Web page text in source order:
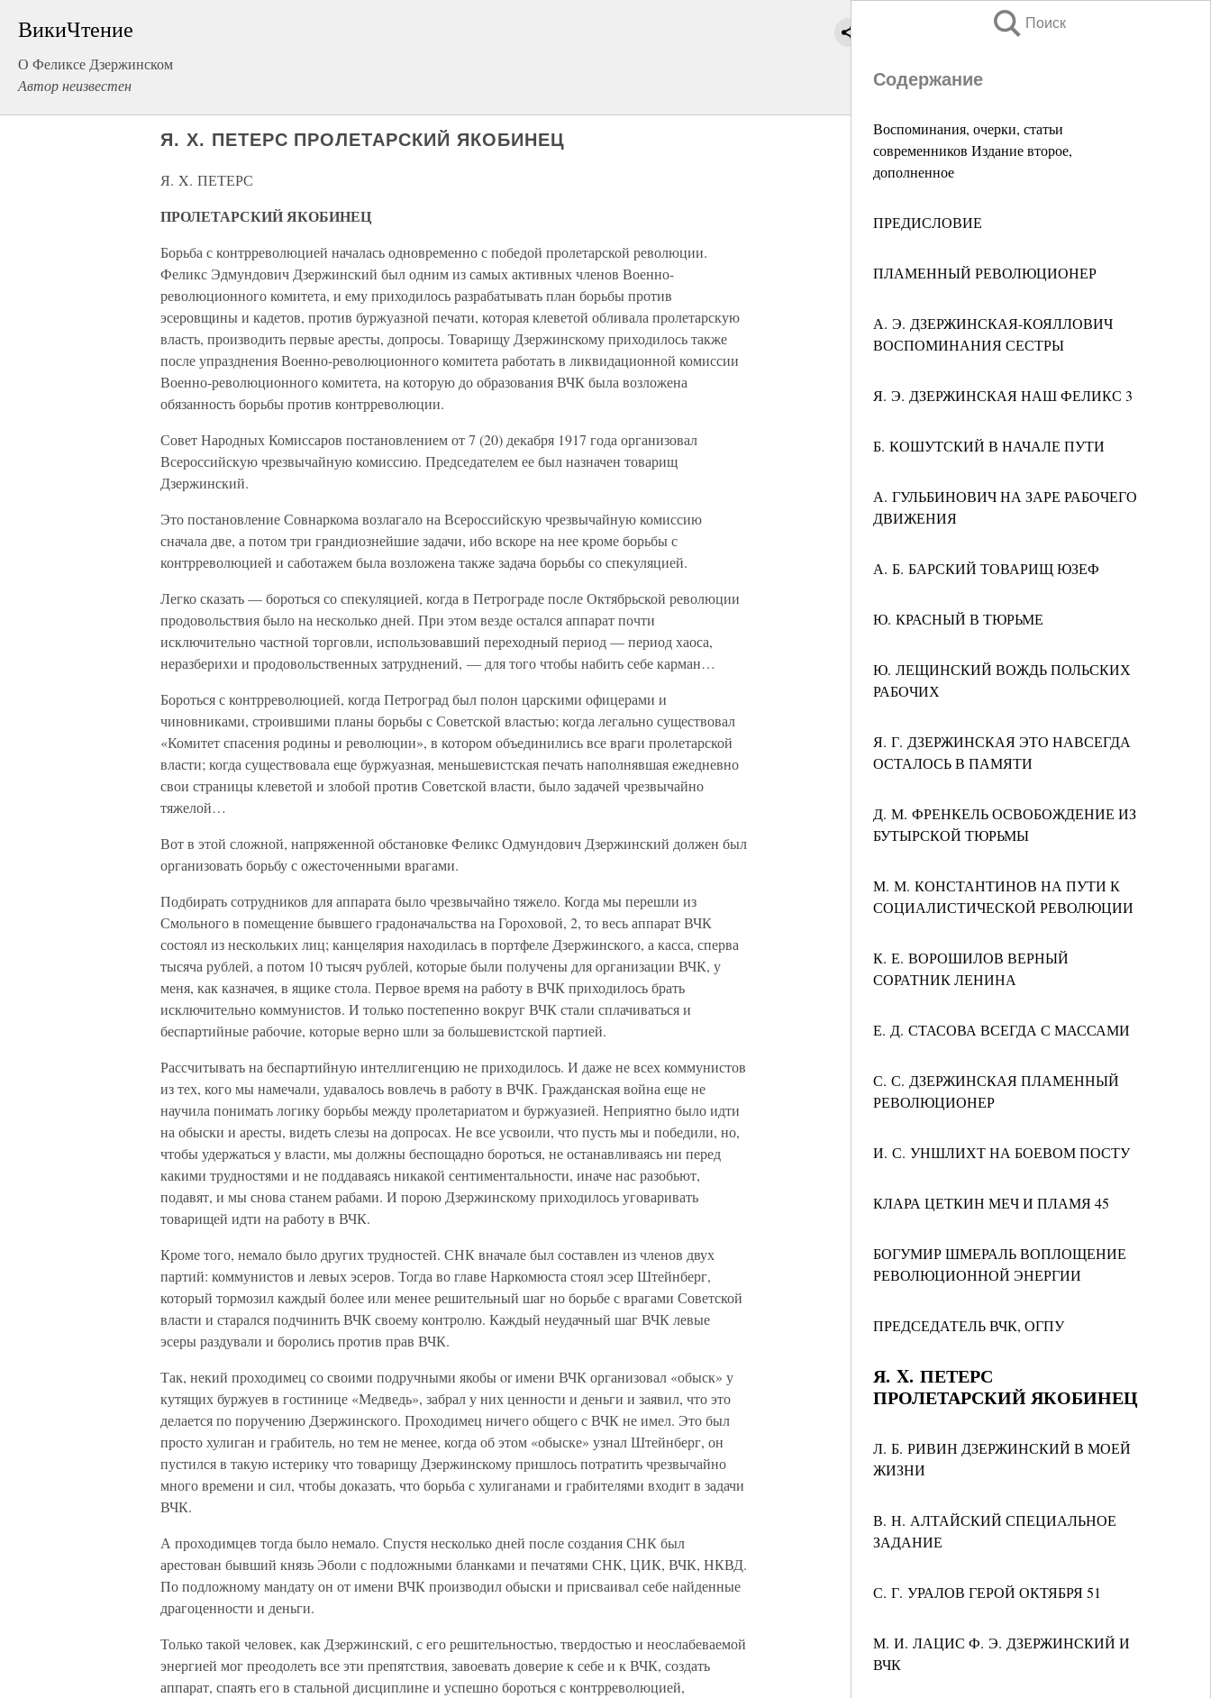
ВикиЧтение
О Феликсе Дзержинском
Автор неизвестен
Поиск
Содержание
Воспоминания, очерки, статьи
современников Издание второе,
дополненное
ПРЕДИСЛОВИЕ
ПЛАМЕННЫЙ РЕВОЛЮЦИОНЕР
А. Э. ДЗЕРЖИНСКАЯ-КОЯЛЛОВИЧ
ВОСПОМИНАНИЯ СЕСТРЫ
Я. Э. ДЗЕРЖИНСКАЯ НАШ ФЕЛИКС 3
Б. КОШУТСКИЙ В НАЧАЛЕ ПУТИ
А. ГУЛЬБИНОВИЧ НА ЗАРЕ РАБОЧЕГО
ДВИЖЕНИЯ
А. Б. БАРСКИЙ ТОВАРИЩ ЮЗЕФ
Ю. КРАСНЫЙ В ТЮРЬМЕ
Ю. ЛЕЩИНСКИЙ ВОЖДЬ ПОЛЬСКИХ
РАБОЧИХ
Я. Г. ДЗЕРЖИНСКАЯ ЭТО НАВСЕГДА
ОСТАЛОСЬ В ПАМЯТИ
Д. М. ФРЕНКЕЛЬ ОСВОБОЖДЕНИЕ ИЗ
БУТЫРСКОЙ ТЮРЬМЫ
М. М. КОНСТАНТИНОВ НА ПУТИ К
СОЦИАЛИСТИЧЕСКОЙ РЕВОЛЮЦИИ
К. Е. ВОРОШИЛОВ ВЕРНЫЙ
СОРАТНИК ЛЕНИНА
Е. Д. СТАСОВА ВСЕГДА С МАССАМИ
С. С. ДЗЕРЖИНСКАЯ ПЛАМЕННЫЙ
РЕВОЛЮЦИОНЕР
И. С. УНШЛИХТ НА БОЕВОМ ПОСТУ
КЛАРА ЦЕТКИН МЕЧ И ПЛАМЯ 45
БОГУМИР ШМЕРАЛЬ ВОПЛОЩЕНИЕ
РЕВОЛЮЦИОННОЙ ЭНЕРГИИ
ПРЕДСЕДАТЕЛЬ ВЧК, ОГПУ
Я. X. ПЕТЕРС
ПРОЛЕТАРСКИЙ ЯКОБИНЕЦ
Л. Б. РИВИН ДЗЕРЖИНСКИЙ В МОЕЙ
ЖИЗНИ
В. Н. АЛТАЙСКИЙ СПЕЦИАЛЬНОЕ
ЗАДАНИЕ
С. Г. УРАЛОВ ГЕРОЙ ОКТЯБРЯ 51
М. И. ЛАЦИС Ф. Э. ДЗЕРЖИНСКИЙ И
ВЧК
Я. X. ПЕТЕРС ПРОЛЕТАРСКИЙ ЯКОБИНЕЦ
Я. X. ПЕТЕРС
ПРОЛЕТАРСКИЙ ЯКОБИНЕЦ
Борьба с контрреволюцией началась одновременно с победой пролетарской революции.
Феликс Эдмундович Дзержинский был одним из самых активных членов Военно-
революционного комитета, и ему приходилось разрабатывать план борьбы против
эсеровщины и кадетов, против буржуазной печати, которая клеветой обливала пролетарскую
власть, производить первые аресты, допросы. Товарищу Дзержинскому приходилось также
после упразднения Военно-революционного комитета работать в ликвидационной комиссии
Военно-революционного комитета, на которую до образования ВЧК была возложена
обязанность борьбы против контрреволюции.
Совет Народных Комиссаров постановлением от 7 (20) декабря 1917 года организовал
Всероссийскую чрезвычайную комиссию. Председателем ее был назначен товарищ
Дзержинский.
Это постановление Совнаркома возлагало на Всероссийскую чрезвычайную комиссию
сначала две, а потом три грандиознейшие задачи, ибо вскоре на нее кроме борьбы с
контрреволюцией и саботажем была возложена также задача борьбы со спекуляцией.
Легко сказать — бороться со спекуляцией, когда в Петрограде после Октябрьской революции
продовольствия было на несколько дней. При этом везде остался аппарат почти
исключительно частной торговли, использовавший переходный период — период хаоса,
неразберихи и продовольственных затруднений, — для того чтобы набить себе карман…
Бороться с контрреволюцией, когда Петроград был полон царскими офицерами и
чиновниками, строившими планы борьбы с Советской властью; когда легально существовал
«Комитет спасения родины и революции», в котором объединились все враги пролетарской
власти; когда существовала еще буржуазная, меньшевистская печать наполнявшая ежедневно
свои страницы клеветой и злобой против Советской власти, было задачей чрезвычайно
тяжелой…
Вот в этой сложной, напряженной обстановке Феликс Одмундович Дзержинский должен был
организовать борьбу с ожесточенными врагами.
Подбирать сотрудников для аппарата было чрезвычайно тяжело. Когда мы перешли из
Смольного в помещение бывшего градоначальства на Гороховой, 2, то весь аппарат ВЧК
состоял из нескольких лиц; канцелярия находилась в портфеле Дзержинского, а касса, сперва
тысяча рублей, а потом 10 тысяч рублей, которые были получены для организации ВЧК, у
меня, как казначея, в ящике стола. Первое время на работу в ВЧК приходилось брать
исключительно коммунистов. И только постепенно вокруг ВЧК стали сплачиваться и
беспартийные рабочие, которые верно шли за большевистской партией.
Рассчитывать на беспартийную интеллигенцию не приходилось. И даже не всех коммунистов
из тех, кого мы намечали, удавалось вовлечь в работу в ВЧК. Гражданская война еще не
научила понимать логику борьбы между пролетариатом и буржуазией. Неприятно было идти
на обыски и аресты, видеть слезы на допросах. Не все усвоили, что пусть мы и победили, но,
чтобы удержаться у власти, мы должны беспощадно бороться, не останавливаясь ни перед
какими трудностями и не поддаваясь никакой сентиментальности, иначе нас разобьют,
подавят, и мы снова станем рабами. И порою Дзержинскому приходилось уговаривать
товарищей идти на работу в ВЧК.
Кроме того, немало было других трудностей. СНК вначале был составлен из членов двух
партий: коммунистов и левых эсеров. Тогда во главе Наркомюста стоял эсер Штейнберг,
который тормозил каждый более или менее решительный шаг но борьбе с врагами Советской
власти и старался подчинить ВЧК своему контролю. Каждый неудачный шаг ВЧК левые
эсеры раздували и боролись против прав ВЧК.
Так, некий проходимец со своими подручными якобы or имени ВЧК организовал «обыск» у
кутящих буржуев в гостинице «Медведь», забрал у них ценности и деньги и заявил, что это
делается по поручению Дзержинского. Проходимец ничего общего с ВЧК не имел. Это был
просто хулиган и грабитель, но тем не менее, когда об этом «обыске» узнал Штейнберг, он
пустился в такую истерику что товарищу Дзержинскому пришлось потратить чрезвычайно
много времени и сил, чтобы доказать, что борьба с хулиганами и грабителями входит в задачи
ВЧК.
А проходимцев тогда было немало. Спустя несколько дней после создания СНК был
арестован бывший князь Эболи с подложными бланками и печатями СНК, ЦИК, ВЧК, НКВД.
По подложному мандату он от имени ВЧК производил обыски и присваивал себе найденные
драгоценности и деньги.
Только такой человек, как Дзержинский, с его решительностью, твердостью и неослабеваемой
энергией мог преодолеть все эти препятствия, завоевать доверие к себе и к ВЧК, создать
аппарат, спаять его в стальной дисциплине и успешно бороться с контрреволюцией,